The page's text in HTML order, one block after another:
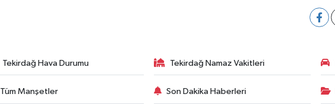
Tekirdağ Hava Durumu Tekirdağ Namaz Vakitleri
Tüm Manşetler Son Dakika Haberleri